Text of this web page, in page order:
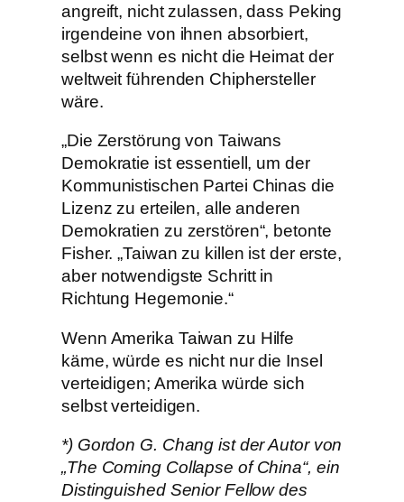
angreift, nicht zulassen, dass Peking
irgendeine von ihnen absorbiert,
selbst wenn es nicht die Heimat der
weltweit führenden Chiphersteller
wäre.
„Die Zerstörung von Taiwans
Demokratie ist essentiell, um der
Kommunistischen Partei Chinas die
Lizenz zu erteilen, alle anderen
Demokratien zu zerstören“, betonte
Fisher. „Taiwan zu killen ist der erste,
aber notwendigste Schritt in
Richtung Hegemonie.“
Wenn Amerika Taiwan zu Hilfe
käme, würde es nicht nur die Insel
verteidigen; Amerika würde sich
selbst verteidigen.
*) Gordon G. Chang ist der Autor von
„The Coming Collapse of China“, ein
Distinguished Senior Fellow des